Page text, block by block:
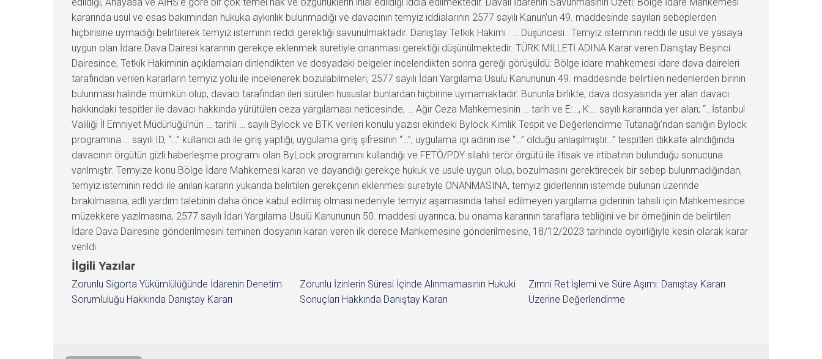
kararında usul ve esas bakımından hukuka aykırılık bulunmadığı ve davacının temyiz iddialarının 2577 sayılı Kanun’un 49. maddesinde sayılan sebeplerden
hiçbirisine uymadığı belirtilerek temyiz isteminin reddi gerektiği savunulmaktadır. Danıştay Tetkik Hakimi : … Düşüncesi : Temyiz isteminin reddi ile usul ve yasaya
uygun olan İdare Dava Dairesi kararının gerekçe eklenmek suretiyle onanması gerektiği düşünülmektedir. TÜRK MİLLETİ ADINA Karar veren Danıştay Beşinci
Dairesince, Tetkik Hakiminin açıklamaları dinlendikten ve dosyadaki belgeler incelendikten sonra gereği görüşüldü: Bölge idare mahkemesi idare dava daireleri
tarafından verilen kararların temyiz yolu ile incelenerek bozulabilmeleri, 2577 sayılı İdari Yargılama Usulü Kanununun 49. maddesinde belirtilen nedenlerden birinin
bulunması halinde mümkün olup, davacı tarafından ileri sürülen hususlar bunlardan hiçbirine uymamaktadır. Bununla birlikte, dava dosyasında yer alan davacı
hakkındaki tespitler ile davacı hakkında yürütülen ceza yargılaması neticesinde, … Ağır Ceza Mahkemesinin … tarih ve E:…, K:… sayılı kararında yer alan; “…İstanbul
Valiliği İl Emniyet Müdürlüğü’nün … tarihli … sayılı Bylock ve BTK verileri konulu yazısı ekindeki Bylock Kimlik Tespit ve Değerlendirme Tutanağı’ndan sanığın Bylock
programına … sayılı ID, “…” kullanıcı adı ile giriş yaptığı, uygulama giriş şifresinin “…”, uygulama içi adının ise “…” olduğu anlaşılmıştır…” tespitleri dikkate alındığında
davacının örgütün gizli haberleşme programı olan ByLock programını kullandığı ve FETÖ/PDY silahlı terör örgütü ile iltisak ve irtibatının bulunduğu sonucuna
varılmıştır. Temyize konu Bölge İdare Mahkemesi kararı ve dayandığı gerekçe hukuk ve usule uygun olup, bozulmasını gerektirecek bir sebep bulunmadığından,
temyiz isteminin reddi ile anılan kararın yukarıda belirtilen gerekçenin eklenmesi suretiyle ONANMASINA, temyiz giderlerinin istemde bulunan üzerinde
bırakılmasına, adli yardım talebinin daha önce kabul edilmiş olması nedeniyle temyiz aşamasında tahsil edilmeyen yargılama giderinin tahsili için Mahkemesince
müzekkere yazılmasına, 2577 sayılı İdari Yargılama Usulü Kanununun 50. maddesi uyarınca, bu onama kararının taraflara tebliğini ve bir örneğinin de belirtilen
İdare Dava Dairesine gönderilmesini teminen dosyanın kararı veren ilk derece Mahkemesine gönderilmesine, 18/12/2023 tarihinde oybirliğiyle kesin olarak karar
verildi.
İlgili Yazılar
Zorunlu Sigorta Yükümlülüğünde İdarenin Denetim
Sorumluluğu Hakkında Danıştay Kararı
Zorunlu İzinlerin Süresi İçinde Alınmamasının Hukuki
Sonuçları Hakkında Danıştay Kararı
Zımni Ret İşlemi ve Süre Aşımı: Danıştay Kararı
Üzerine Değerlendirme